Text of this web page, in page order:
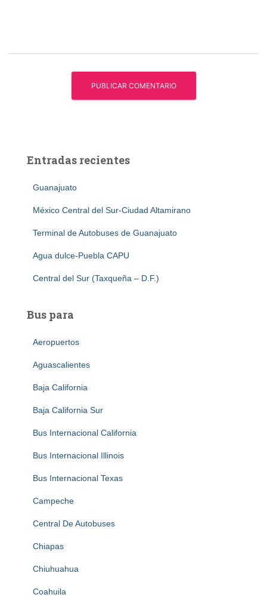
Entradas recientes
Guanajuato
México Central del Sur-Ciudad Altamirano
Terminal de Autobuses de Guanajuato
Agua dulce-Puebla CAPU
Central del Sur (Taxqueña – D.F.)
Bus para
Aeropuertos
Aguascalientes
Baja California
Baja California Sur
Bus Internacional California
Bus Internacional Illinois
Bus Internacional Texas
Campeche
Central De Autobuses
Chiapas
Chiuhuahua
Coahuila